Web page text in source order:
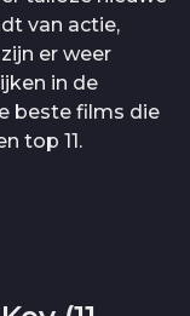
van actie,
er weer
in de
beste films die
top 11.